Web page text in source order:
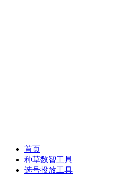
首页
种草数智工具
选号投放工具